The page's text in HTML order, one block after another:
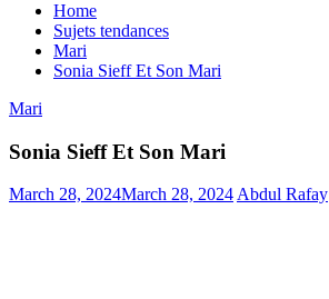
Home
Sujets tendances
Mari
Sonia Sieff Et Son Mari
Mari
Sonia Sieff Et Son Mari
March 28, 2024March 28, 2024Abdul Rafay